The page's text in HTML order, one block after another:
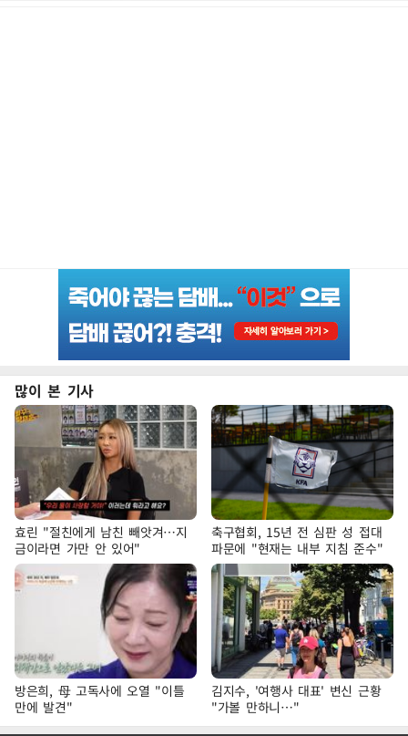
많이 본 기사
효린 "절친에게 남친 빼앗겨…지
금이라면 가만 안 있어"
축구협회, 15년 전 심판 성 접대
파문에 "현재는 내부 지침 준수"
방은희, 母 고독사에 오열 "이틀
만에 발견"
김지수, '여행사 대표' 변신 근황
"가볼 만하니…"